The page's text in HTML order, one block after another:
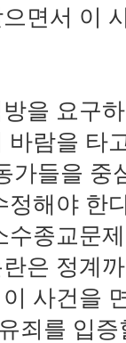
면서 이
을 요구
바람을 타
가들을 중
정해야 한
수종교문
은 정계
사건을
죄를 입